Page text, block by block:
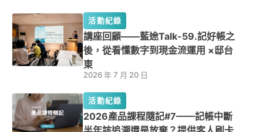
活動紀錄
講座回顧——藍途Talk-59.記好帳之
後，從看懂數字到現金流運用 ×邸台
東
2026 年 7 月 20 日
活動紀錄
2026產品課程隨記#7——記帳中斷